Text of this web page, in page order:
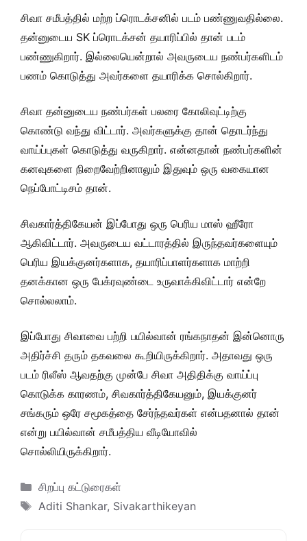
சிவா சமீபத்தில் மற்ற ப்ரொடக்சனில் படம் பண்ணுவதில்லை.
தன்னுடைய SK ப்ரொடக்சன் தயாரிப்பில் தான் படம்
பண்ணுகிறார். இல்லையென்றால் அவருடைய நண்பர்களிடம்
பணம் கொடுத்து அவர்களை தயாரிக்க சொல்கிறார்.
சிவா தன்னுடைய நண்பர்கள் பலரை கோலிவுட்டிற்கு
கொண்டு வந்து விட்டார். அவர்களுக்கு தான் தொடர்ந்து
வாய்ப்புகள் கொடுத்து வருகிறார். என்னதான் நண்பர்களின்
கனவுகளை நிறைவேற்றினாலும் இதுவும் ஒரு வகையான
நெப்போட்டிசம் தான்.
சிவகார்த்திகேயன் இப்போது ஒரு பெரிய மாஸ் ஹீரோ
ஆகிவிட்டார். அவருடைய வட்டாரத்தில் இருந்தவர்களையும்
பெரிய இயக்குனர்களாக, தயாரிப்பாளர்களாக மாற்றி
தனக்கான ஒரு பேக்ரவுண்டை உருவாக்கிவிட்டார் என்றே
சொல்லலாம்.
இப்போது சிவாவை பற்றி பயில்வான் ரங்கநாதன் இன்னொரு
அதிர்ச்சி தரும் தகவலை கூறியிருக்கிறார். அதாவது ஒரு
படம் ரிலீஸ் ஆவதற்கு முன்பே சிவா அதிதிக்கு வாய்ப்பு
கொடுக்க காரணம், சிவகார்த்திகேயனும், இயக்குனர்
சங்கரும் ஒரே சமூகத்தை சேர்ந்தவர்கள் என்பதனால் தான்
என்று பயில்வான் சமீபத்திய வீடியோவில்
சொல்லியிருக்கிறார்.
Categories
சிறப்பு கட்டுரைகள்
Tags
Aditi Shankar, Sivakarthikeyan